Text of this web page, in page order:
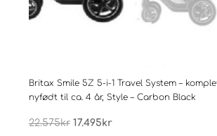
Britax Smile 5Z 5-i-1 Travel System –
nyfødt til ca. 4 år, Style – Carbon Black
22.575kr Opprinnelig
17.495 krNåværende